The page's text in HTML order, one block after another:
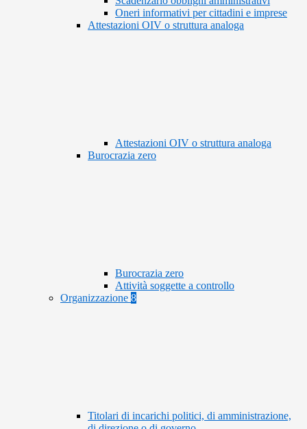
Oneri informativi per cittadini e imprese
Attestazioni OIV o struttura analoga
Attestazioni OIV o struttura analoga
Burocrazia zero
Burocrazia zero
Attività soggette a controllo
Organizzazione 8
Titolari di incarichi politici, di amministrazione,